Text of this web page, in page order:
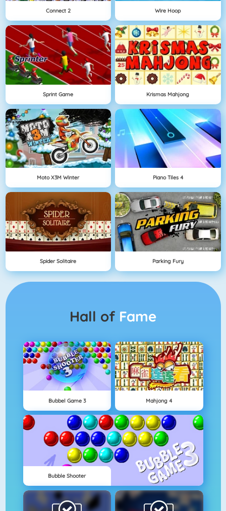
Connect 2 Wire Hoop
Sprint Game Krismas Mahjong
Moto X3M Winter Piano Tiles 4
Spider Solitaire Parking Fury
Hall of Fame
Bubbel Game 3 Mahjong 4
Bubble Shooter